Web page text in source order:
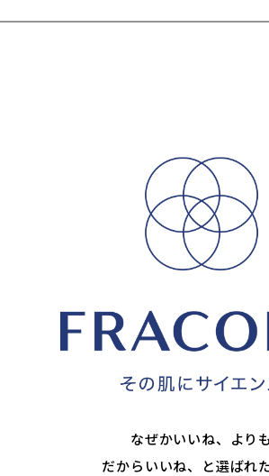
なぜかいいね、よりも
だからいいね、と選ばれた